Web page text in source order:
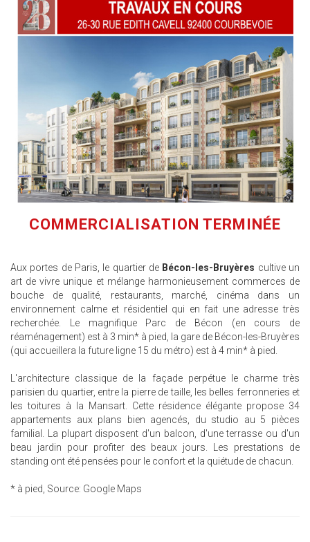
COMMERCIALISATION TERMINÉE
Aux portes de Paris, le quartier de Bécon-les-Bruyères cultive un
art de vivre unique et mélange harmonieusement commerces de
bouche de qualité, restaurants, marché, cinéma dans un
environnement calme et résidentiel qui en fait une adresse très
recherchée. Le magnifique Parc de Bécon (en cours de
réaménagement) est à 3 min* à pied, la gare de Bécon-les-Bruyères
(qui accueillera la future ligne 15 du métro) est à 4 min* à pied.
L'architecture classique de la façade perpétue le charme très
parisien du quartier, entre la pierre de taille, les belles ferronneries et
les toitures à la Mansart. Cette résidence élégante propose 34
appartements aux plans bien agencés, du studio au 5 pièces
familial. La plupart disposent d'un balcon, d'une terrasse ou d'un
beau jardin pour profiter des beaux jours. Les prestations de
standing ont été pensées pour le confort et la quiétude de chacun.
* à pied, Source: Google Maps